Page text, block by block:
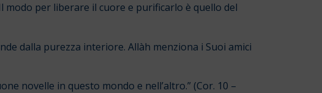
modo per liberare il cuore e purificarlo è quello del
dalla purezza interiore. Allàh menziona i Suoi amici
novelle in questo mondo e nell’altro.” (Cor. 10 –